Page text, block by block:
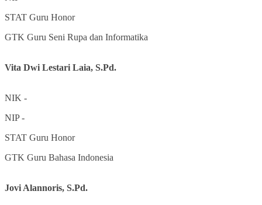
STAT Guru Honor
GTK Guru Seni Rupa dan Informatika
Vita Dwi Lestari Laia, S.Pd.
NIK -
NIP-
STAT Guru Honor
GTK Guru Bahasa Indonesia
Jovi Alannoris, S.Pd.